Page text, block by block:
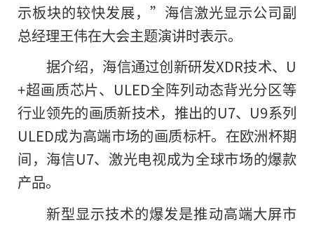
示板块的较快发展，”海信激光显示公司副
总经理王伟在大会主题演讲时表示。
据介绍，海信通过创新研发XDR技术、U
+超画质芯片、ULED全阵列动态背光分区等
行业领先的画质新技术，推出的U7、U9系列
ULED成为高端市场的画质标杆。在欧洲杯期
间，海信U7、激光电视成为全球市场的爆款
产品。
新型显示技术的爆发是推动高端大屏市